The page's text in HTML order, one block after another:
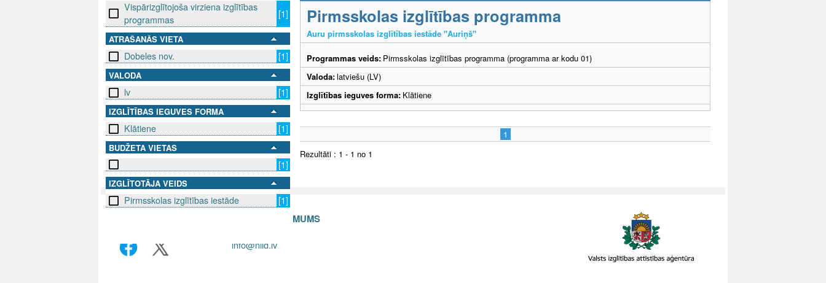
Vispārizglītojoša virziena izglītības
programmas
[1]
ATRAŠANĀS VIETA
Dobeles nov. [1]
VALODA
lv [1]
IZGLĪTĪBAS IEGUVES FORMA
Klātiene [1]
BUDŽETA VIETAS
[1]
IZGLĪTOTĀJA VEIDS
Pirmsskolas izglītības iestāde [1]
Pirmsskolas izglītības programma
Auru pirmsskolas izglītības iestāde "Auriņš"
Programmas veids: Pirmsskolas izglītības programma (programma ar kodu 01)
Valoda:latviešu (LV)
Izglītības ieguves forma: Klātiene
1
Rezultāti : 1 - 1 no 1
SAZINIES AR MUMS
info@niid.lv